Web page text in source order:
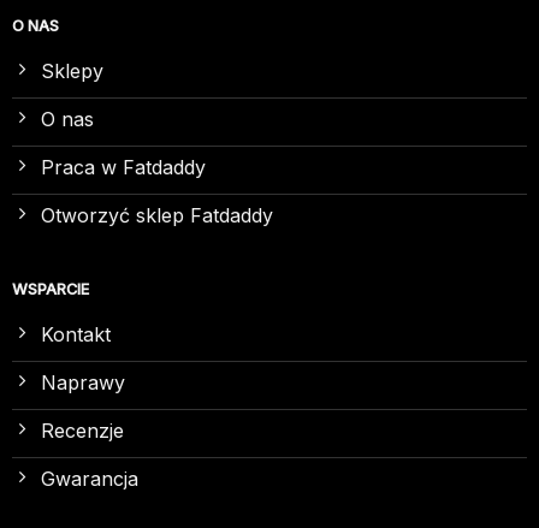
O NAS
Sklepy
O nas
Praca w Fatdaddy
Otworzyć sklep Fatdaddy
WSPARCIE
Kontakt
Naprawy
Recenzje
Gwarancja